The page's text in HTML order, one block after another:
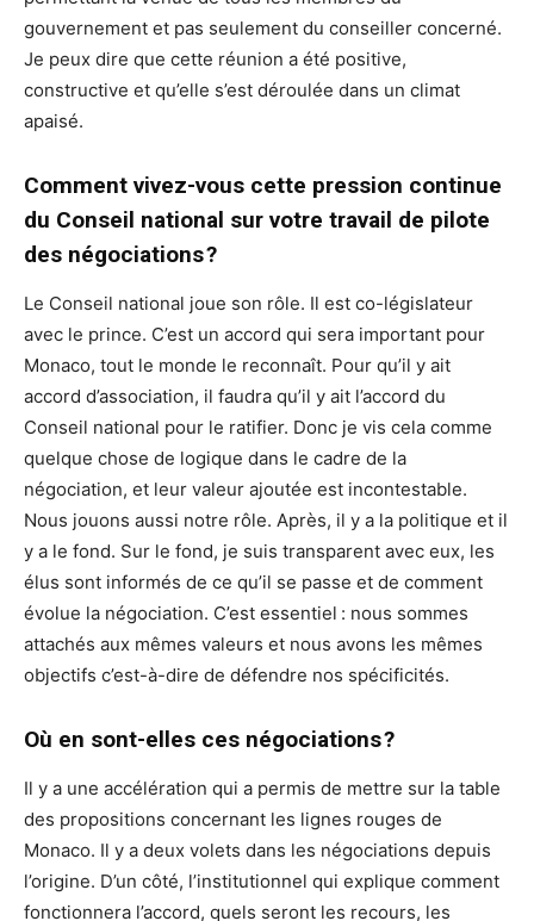
gouvernement et pas seulement du conseiller concerné.
Je peux dire que cette réunion a été positive,
constructive et qu’elle s’est déroulée dans un climat
apaisé.
Comment vivez-vous cette pression continue
du Conseil national sur votre travail de pilote
des négociations ?
Le Conseil national joue son rôle. Il est co-législateur
avec le prince. C’est un accord qui sera important pour
Monaco, tout le monde le reconnaît. Pour qu’il y ait
accord d’association, il faudra qu’il y ait l’accord du
Conseil national pour le ratifier. Donc je vis cela comme
quelque chose de logique dans le cadre de la
négociation, et leur valeur ajoutée est incontestable.
Nous jouons aussi notre rôle. Après, il y a la politique et il
y a le fond. Sur le fond, je suis transparent avec eux, les
élus sont informés de ce qu’il se passe et de comment
évolue la négociation. C’est essentiel : nous sommes
attachés aux mêmes valeurs et nous avons les mêmes
objectifs c’est-à-dire de défendre nos spécificités.
Où en sont-elles ces négociations ?
Il y a une accélération qui a permis de mettre sur la table
des propositions concernant les lignes rouges de
Monaco. Il y a deux volets dans les négociations depuis
l’origine. D’un côté, l’institutionnel qui explique comment
fonctionnera l’accord, quels seront les recours, les